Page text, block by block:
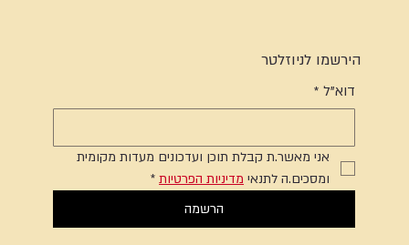
הירשמו לניוזלטר
דוא"ל *
אני מאשר.ת קבלת תוכן ועדכונים מעדות מקומית
ומסכים.ה לתנאי מדיניות הפרטיות *
הרשמה